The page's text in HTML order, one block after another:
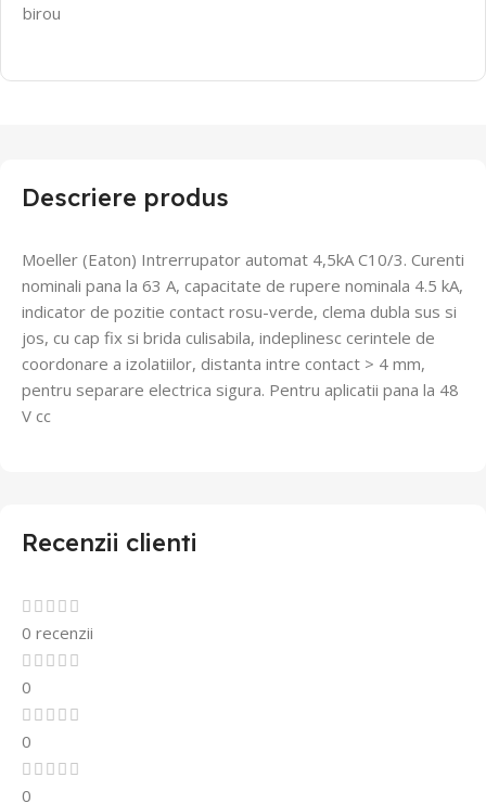
birou
Descriere produs
Moeller (Eaton) Intrerrupator automat 4,5kA C10/3. Curenti
nominali pana la 63 A, capacitate de rupere nominala 4.5 kA,
indicator de pozitie contact rosu-verde, clema dubla sus si
jos, cu cap fix si brida culisabila, indeplinesc cerintele de
coordonare a izolatiilor, distanta intre contact > 4 mm,
pentru separare electrica sigura. Pentru aplicatii pana la 48
V cc
Recenzii clienti
0 recenzii
0
0
0